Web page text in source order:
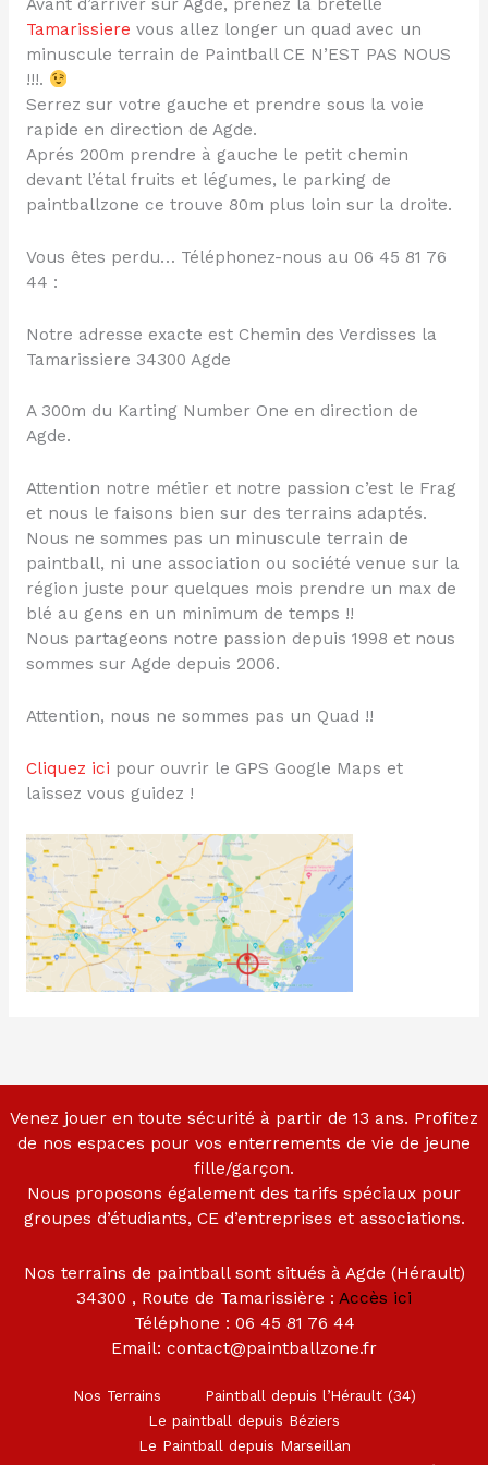
Avant d’arriver sur Agde, prenez la bretelle
Tamarissiere vous allez longer un quad avec un
minuscule terrain de Paintball CE N’EST PAS NOUS
!!!.
Serrez sur votre gauche et prendre sous la voie
rapide en direction de Agde.
Aprés 200m prendre à gauche le petit chemin
devant l’étal fruits et légumes, le parking de
paintballzone ce trouve 80m plus loin sur la droite.
Vous êtes perdu… Téléphonez-nous au 06 45 81 76
44 :
Notre adresse exacte est Chemin des Verdisses la
Tamarissiere 34300 Agde
A 300m du Karting Number One en direction de
Agde.
Attention notre métier et notre passion c’est le Frag
et nous le faisons bien sur des terrains adaptés.
Nous ne sommes pas un minuscule terrain de
paintball, ni une association ou société venue sur la
région juste pour quelques mois prendre un max de
blé au gens en un minimum de temps !!
Nous partageons notre passion depuis 1998 et nous
sommes sur Agde depuis 2006.
Attention, nous ne sommes pas un Quad !!
Cliquez ici pour ouvrir le GPS Google Maps et
laissez vous guidez !
Venez jouer en toute sécurité à partir de 13 ans. Profitez
de nos espaces pour vos enterrements de vie de jeune
fille/garçon.
Nous proposons également des tarifs spéciaux pour
groupes d’étudiants, CE d’entreprises et associations.
Nos terrains de paintball sont situés à Agde (Hérault)
34300 , Route de Tamarissière : Accès ici
Téléphone : 06 45 81 76 44
Email: contact@paintballzone.fr
Nos Terrains
Paintball depuis l’Hérault (34)
Le paintball depuis Béziers
Le Paintball depuis Marseillan